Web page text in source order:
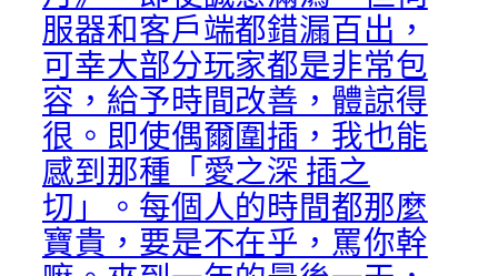
服器和客戶端都錯漏百出，
可幸大部分玩家都是非常包
容，給予時間改善，體諒得
很。即使偶爾圍插，我也能
感到那種「愛之深 插之
切」。每個人的時間都那麼
寶貴，要是不在乎，罵你幹